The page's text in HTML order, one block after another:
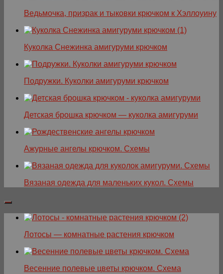
Ведьмочка, призрак и тыковки крючком к Хэллоуину
Куколка Снежинка амигуруми крючком
Подружки. Куколки амигуруми крючком
Детская брошка крючком — куколка амигуруми
Ажурные ангелы крючком. Схемы
Вязаная одежда для маленьких кукол. Схемы
Лотосы — комнатные растения крючком
Весенние полевые цветы крючком. Схема